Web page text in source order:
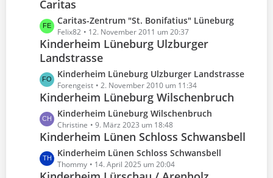
ä
g
e
e
i
r
ä
g
e
z
e
B
e
i
t
r
ä
g
e
Caritas
L
e
t
z
e
B
e
i
r
ä
g
Caritas-Zentrum "St. Bonifatius" Lüneburg
Felix82 12. November 2011 um 20:37
Kinderheim Lüneburg Ulzburger
Landstrasse
L
e
t
z
t
e
e
i
Kinderheim Lüneburg Ulzburger Landstrasse
Forengeist 2. November 2010 um 11:34
Kinderheim Lüneburg Wilschenbruch
L
e
t
z
t
e
Kinderheim Lüneburg Wilschenbruch
Christine 9. März 2023 um 18:48
Kinderheim Lünen Schloss Schwansbell
L
e
Kinderheim Lünen Schloss Schwansbell
Thommy 14. April 2025 um 20:04